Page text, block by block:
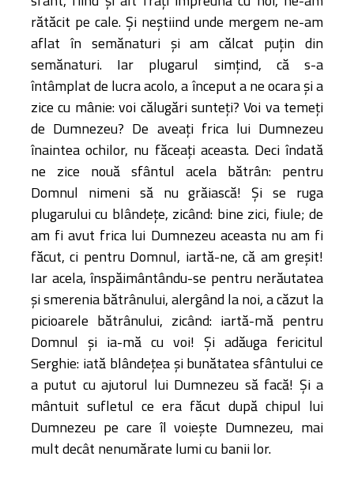
rătăcit pe cale. Şi neştiind unde mergem ne-am
aflat în semănaturi şi am călcat puţin din
semănaturi. Iar plugarul simţind, că s-a
întâmplat de lucra acolo, a început a ne ocara şi a
zice cu mânie: voi călugări sunteţi? Voi va temeţi
de Dumnezeu? De aveaţi frica lui Dumnezeu
înaintea ochilor, nu făceaţi aceasta. Deci îndată
ne zice nouă sfântul acela bătrân: pentru
Domnul nimeni să nu grăiască! Şi se ruga
plugarului cu blândeţe, zicând: bine zici, fiule; de
am fi avut frica lui Dumnezeu aceasta nu am fi
făcut, ci pentru Domnul, iartă-ne, că am greşit!
Iar acela, înspăimântându-se pentru nerăutatea
şi smerenia bătrânului, alergând la noi, a căzut la
picioarele bătrânului, zicând: iartă-mă pentru
Domnul şi ia-mă cu voi! Şi adăuga fericitul
Serghie: iată blândeţea şi bunătatea sfântului ce
a putut cu ajutorul lui Dumnezeu să facă! Şi a
mântuit sufletul ce era făcut după chipul lui
Dumnezeu pe care îl voieşte Dumnezeu, mai
mult decât nenumărate lumi cu banii lor.